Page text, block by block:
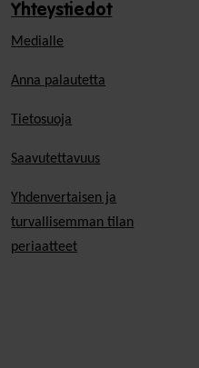
Yhteystiedot
Medialle
Anna palautetta
Tietosuoja
Saavutettavuus
Yhdenvertaisen ja
turvallisemman tilan
periaatteet